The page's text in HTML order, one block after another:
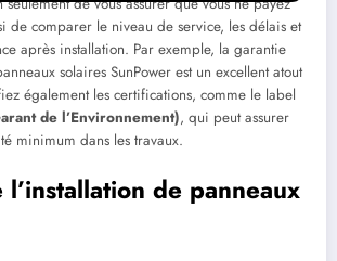
de comparer le niveau de service, les délais et
après installation. Par exemple, la garantie
solaires SunPower est un excellent atout
également les certifications, comme le label
de l’Environnement), qui peut assurer
minimum dans les travaux.
l’installation de panneaux